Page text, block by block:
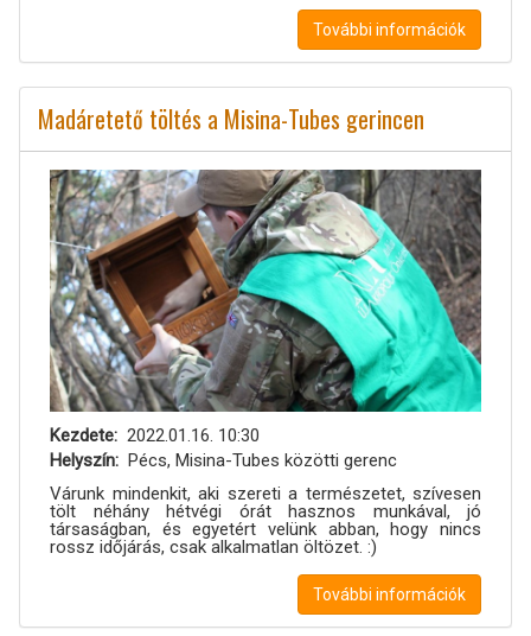
További információk
Madáretető töltés a Misina-Tubes gerincen
Kezdete
2022.01.16. 10:30
Helyszín
Pécs, Misina-Tubes közötti gerenc
Várunk mindenkit, aki szereti a természetet, szívesen
tölt néhány hétvégi órát hasznos munkával, jó
társaságban, és egyetért velünk abban, hogy nincs
rossz időjárás, csak alkalmatlan öltözet. :)
További információk